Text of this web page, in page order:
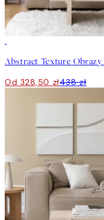
Od 328,50 zł438 zł